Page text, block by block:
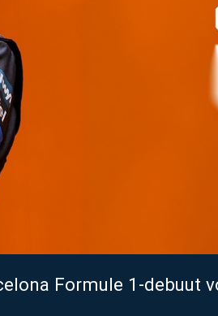
Formule 1-debuut